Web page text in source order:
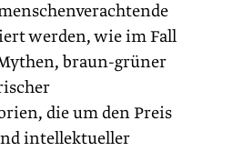
werden, wie im Fall
braun-grüner
die um den Preis
intellektueller